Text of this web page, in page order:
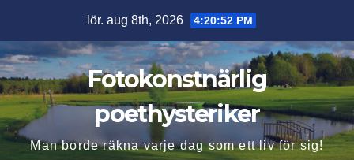
innehåll
lör. aug 8th, 2026 4:20:53 PM
Fotokonstnärlig
poethysteriker
Man borde räkna varje dag som ett liv för sig!